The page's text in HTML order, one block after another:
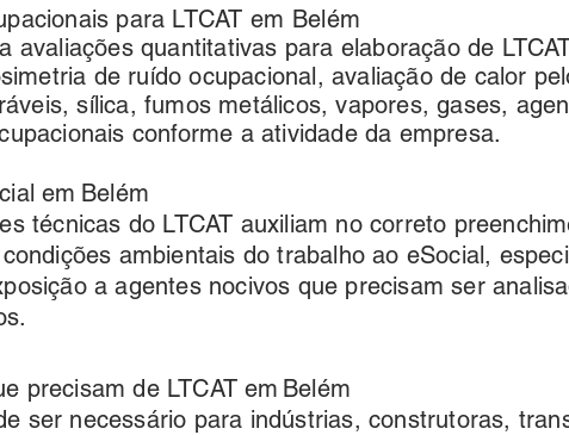
para LTCAT em
avaliações quantitativas para elaboração de
de ruído ocupacional, avaliação de calor
sílica, fumos metálicos, vapores, gases,
conforme a atividade da empresa.
Belém
em
técnicas do LTCAT auxiliam no correto
ambientais do trabalho ao eSocial,
a agentes nocivos que precisam ser
Belém
precisam de LTCAT em
ser necessário para indústrias, construtoras,
Belém